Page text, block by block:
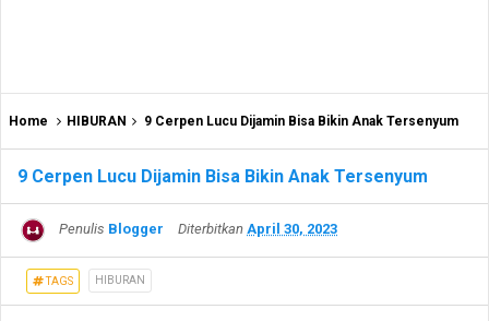
Home HIBURAN 9 Cerpen Lucu Dijamin Bisa Bikin Anak Tersenyum
9 Cerpen Lucu Dijamin Bisa Bikin Anak Tersenyum
Penulis Blogger Diterbitkan April 30, 2023
TAGS HIBURAN